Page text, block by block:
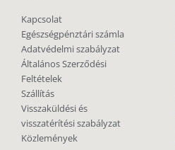
Kapcsolat
Egészségpénztári számla
Adatvédelmi szabályzat
Általános Szerződési
Feltételek
Szállítás
Visszaküldési és
visszatérítési szabályzat
Közlemények